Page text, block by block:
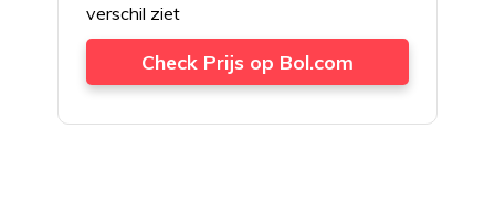
verschil ziet
Check Prijs op Bol.com